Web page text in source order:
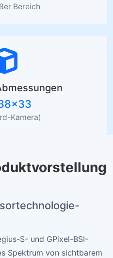
Bereich
Kamera)
S- und GPixel-BSI-
Spektrum von sichtbarem